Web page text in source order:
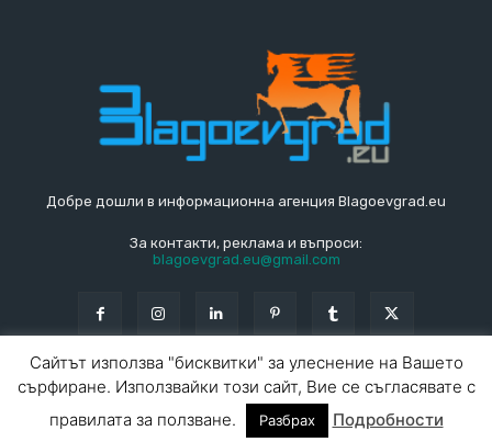
Добре дошли в информационна агенция Blagoevgrad.eu
За контакти, реклама и въпроси:
blagoevgrad.eu@gmail.com
Общи условия
За контакти
За реклама СПРАВОЧНИК СЪБИТИЯ